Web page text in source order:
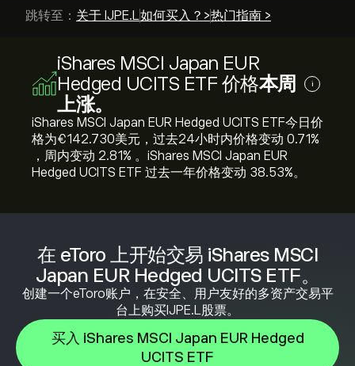
在 eToro 上开始交易 iShares MSCI
Japan EUR Hedged UCITS ETF。
创建一个eToro账户，在安全、用户友好的多资产交易平
台上购买IJPE.L股票。
买入 iShares MSCI Japan EUR Hedged
UCITS ETF
跳转至： 关于 IJPE.L如何买入？>热门指南 >
iShares MSCI Japan EUR
Hedged UCITS ETF 价格本周
上涨。
i
iShares MSCI Japan EUR Hedged UCITS ETF今日价
格为‎€‎142.730美元，过去24小时内价格变动 ‎0.71‎%
，周内变动 ‎2.81‎% 。iShares MSCI Japan EUR
Hedged UCITS ETF 过去一年价格变动 ‎38.53‎%。